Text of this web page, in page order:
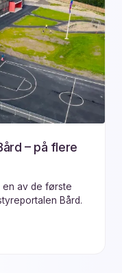
– på flere
en av de første
Bård.